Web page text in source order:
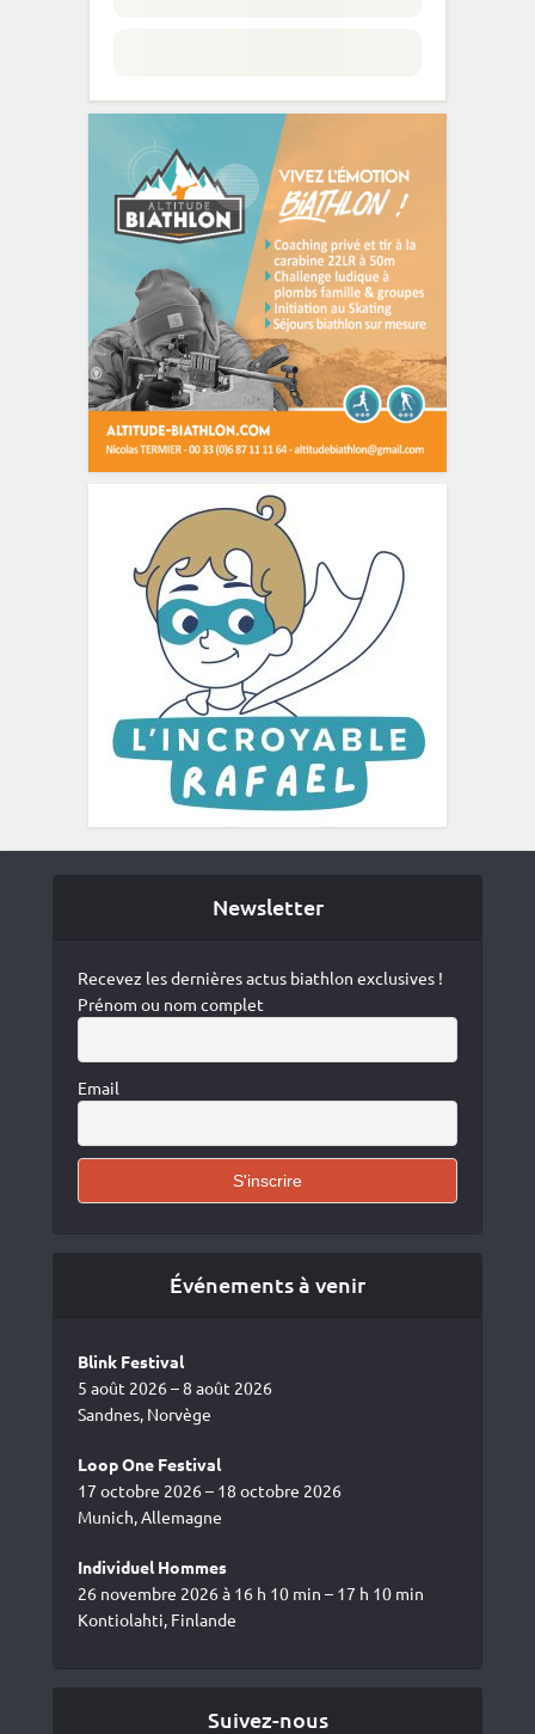
Newsletter
Recevez les dernières actus biathlon exclusives !
Prénom ou nom complet
Email
Événements à venir
Blink Festival
5 août 2026 – 8 août 2026
Sandnes, Norvège
Loop One Festival
17 octobre 2026 – 18 octobre 2026
Munich, Allemagne
Individuel Hommes
26 novembre 2026 à 16 h 10 min – 17 h 10 min
Kontiolahti, Finlande
Suivez-nous